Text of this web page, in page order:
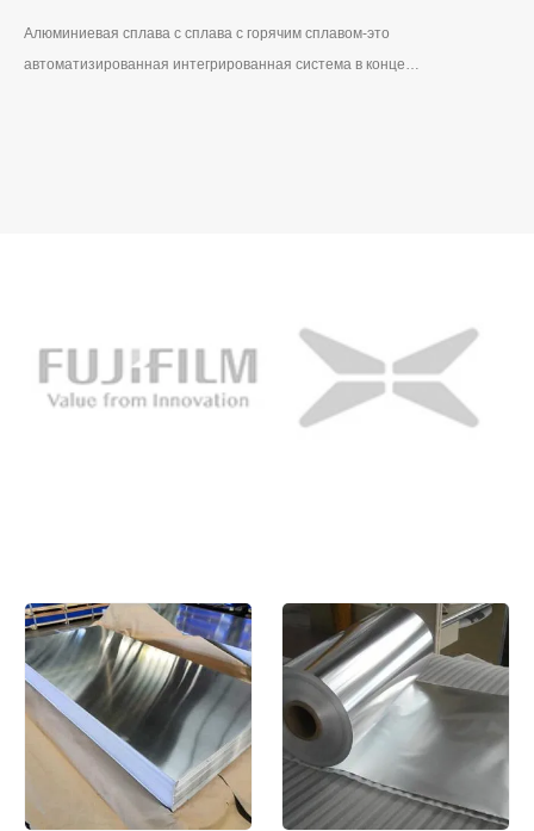
Алюминиевая сплава с сплава с горячим сплавом-это
автоматизированная интегрированная система в конце…